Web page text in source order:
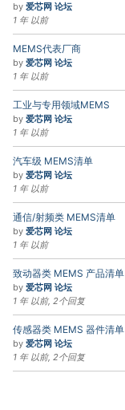
by 爱芯网 论坛
1 年 以前
MEMS代表厂商
by 爱芯网 论坛
1 年 以前
工业与专用领域MEMS
by 爱芯网 论坛
1 年 以前
汽车级 MEMS清单
by 爱芯网 论坛
1 年 以前
通信/射频类 MEMS清单
by 爱芯网 论坛
1 年 以前
致动器类 MEMS 产品清单
by 爱芯网 论坛
1 年 以前, 2个回复
传感器类 MEMS 器件清单
by 爱芯网 论坛
1 年 以前, 2个回复